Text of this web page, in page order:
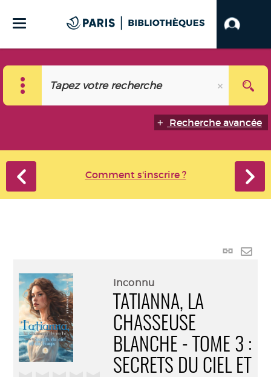
Recherche avancée
Comment s'inscrire ?
Lien
Inconnu
TATIANNA, LA
CHASSEUSE
BLANCHE - TOME 3 :
SECRETS DU CIEL ET